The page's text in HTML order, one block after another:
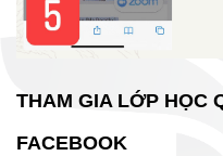
THAM GIA LỚP HỌC
FACEBOOK